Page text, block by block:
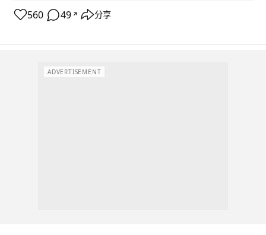
560 49 ↗ 分享
ADVERTISEMENT